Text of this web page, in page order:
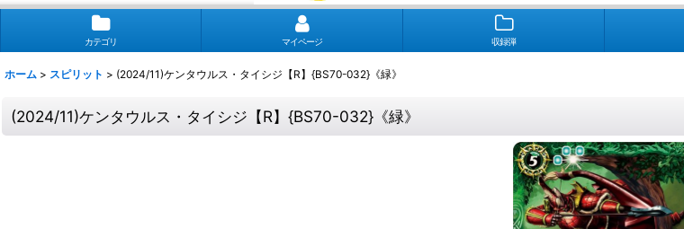
カテゴリ マイページ 収録弾
ホーム > スピリット > (2024/11)ケンタウルス・タイシジ【R】{BS70-032}《緑》
(2024/11)ケンタウルス・タイシジ【R】{BS70-032}《緑》